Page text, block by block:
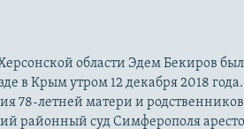
области Эдем Бекиров
в Крым утром 12 декабря 2018 года.
78-летней матери и
районный суд Симферополя